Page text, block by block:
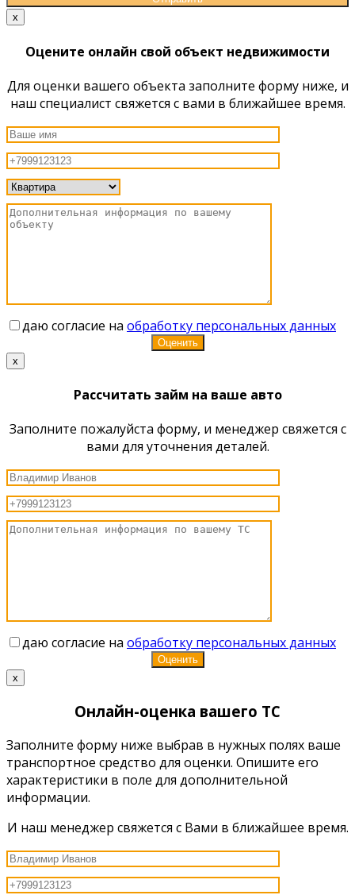
x
Оцените онлайн свой объект недвижимости
Для оценки вашего объекта заполните форму ниже, и
наш специалист свяжется с вами в ближайшее время.
даю согласие на обработку персональных данных
x
Рассчитать займ на ваше авто
Заполните пожалуйста форму, и менеджер свяжется с
вами для уточнения деталей.
даю согласие на обработку персональных данных
x
Онлайн-оценка вашего ТС
Заполните форму ниже выбрав в нужных полях ваше
транспортное средство для оценки. Опишите его
характеристики в поле для дополнительной
информации.
И наш менеджер свяжется с Вами в ближайшее время.